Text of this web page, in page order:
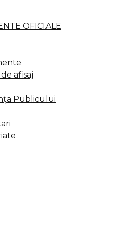
OFICIALE
afisaj
Publicului